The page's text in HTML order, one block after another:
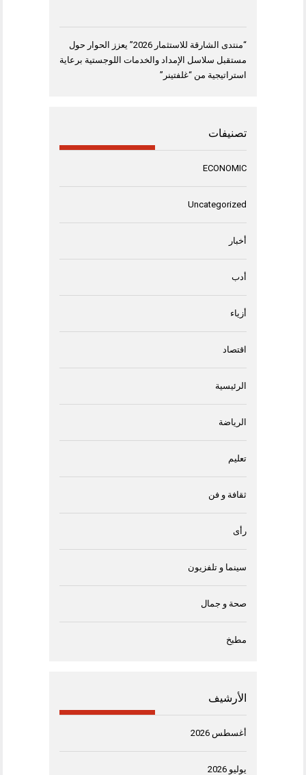
“منتدى الشارقة للاستثمار 2026” يعزز الحوار حول
مستقبل سلاسل الإمداد والخدمات اللوجستية برعاية
استراتيجية من “غلفتينر”
تصنيفات
ECONOMIC
Uncategorized
أخبار
أدب
أزياء
اقتصاد
الرئيسية
الرياضة
تعليم
ثقافة و فن
رأى
سينما و تلفزيون
صحة و جمال
مطبخ
الأرشيف
أغسطس 2026
يوليو 2026